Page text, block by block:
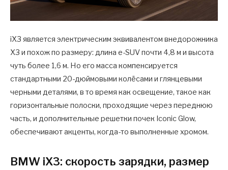
iX3 является электрическим эквивалентом внедорожника
X3 и похож по размеру: длина e-SUV почти 4,8 м и высота
чуть более 1,6 м. Но его масса компенсируется
стандартными 20-дюймовыми колёсами и глянцевыми
черными деталями, в то время как освещение, такое как
горизонтальные полоски, проходящие через переднюю
часть, и дополнительные решетки почек Iconic Glow,
обеспечивают акценты, когда-то выполненные хромом.
BMW iX3: скорость зарядки, размер